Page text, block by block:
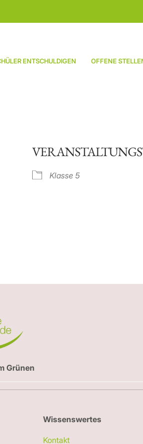
ENTSCHULDIGEN OFFENE
Klasse 5
Grünen
Wissenswertes
Kontakt